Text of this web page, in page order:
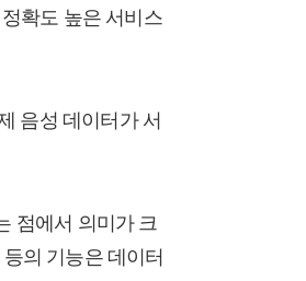
확도 높은 서비스
음성 데이터가 서
점에서 의미가 크
의 기능은 데이터